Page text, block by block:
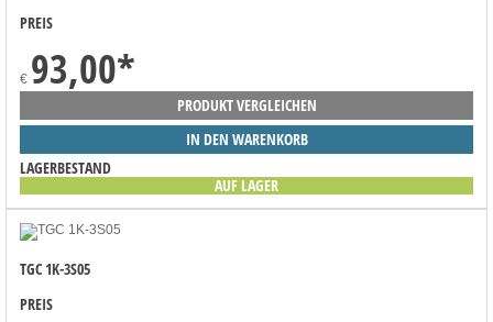
PREIS
€ 93,00*
PRODUKT VERGLEICHEN
IN DEN WARENKORB
LAGERBESTAND
AUF LAGER
TGC 1K-3S05
PREIS